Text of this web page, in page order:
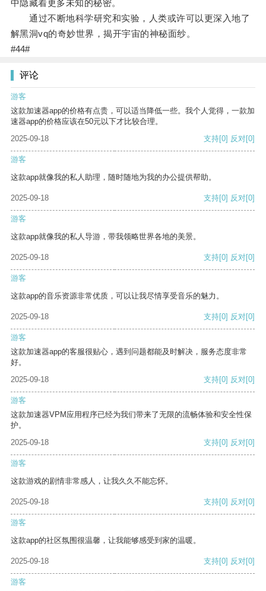
中隐藏着更多未知的秘密。
通过不断地科学研究和实验，人类或许可以更深入地了
解黑洞vq的奇妙世界，揭开宇宙的神秘面纱。
#44#
评论
游客
这款加速器app的价格有点贵，可以适当降低一些。我个人觉得，一款加
速器app的价格应该在50元以下才比较合理。
2025-09-18
支持[0] 反对[0]
游客
这款app就像我的私人助理，随时随地为我的办公提供帮助。
2025-09-18 支持[0] 反对[0]
游客
这款app就像我的私人导游，带我领略世界各地的美景。
2025-09-18 支持[0] 反对[0]
游客
这款app的音乐资源非常优质，可以让我尽情享受音乐的魅力。
2025-09-18 支持[0] 反对[0]
游客
这款加速器app的客服很贴心，遇到问题都能及时解决，服务态度非常
好。
2025-09-18
支持[0] 反对[0]
游客
这款加速器VPM应用程序已经为我们带来了无限的流畅体验和安全性保
护。
2025-09-18
支持[0] 反对[0]
游客
这款游戏的剧情非常感人，让我久久不能忘怀。
2025-09-18 支持[0] 反对[0]
游客
这款app的社区氛围很温馨，让我能够感受到家的温暖。
2025-09-18 支持[0] 反对[0]
游客